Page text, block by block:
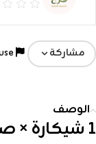
مشاركة
الوصف
1 شيكارة × صفار بيض بودر